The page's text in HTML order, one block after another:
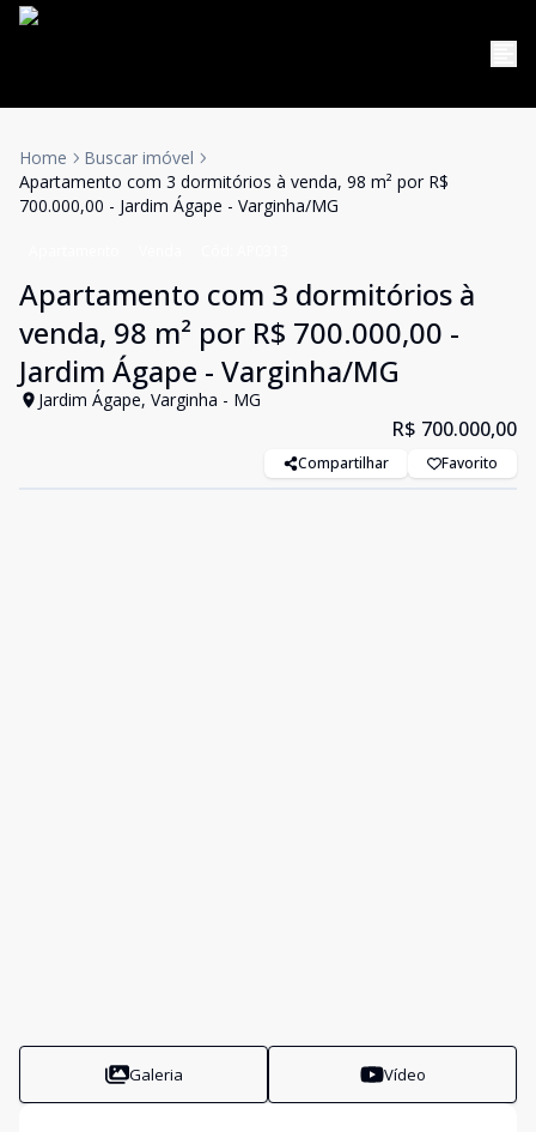
Home
Buscar imóvel
Apartamento com 3 dormitórios à venda, 98 m² por R$
700.000,00 - Jardim Ágape - Varginha/MG
Apartamento com 3 dormitórios à
venda, 98 m² por R$ 700.000,00 -
Jardim Ágape - Varginha/MG
Jardim Ágape, Varginha - MG
R$ 700.000,00
Compartilhar Favorito
Galeria Vídeo